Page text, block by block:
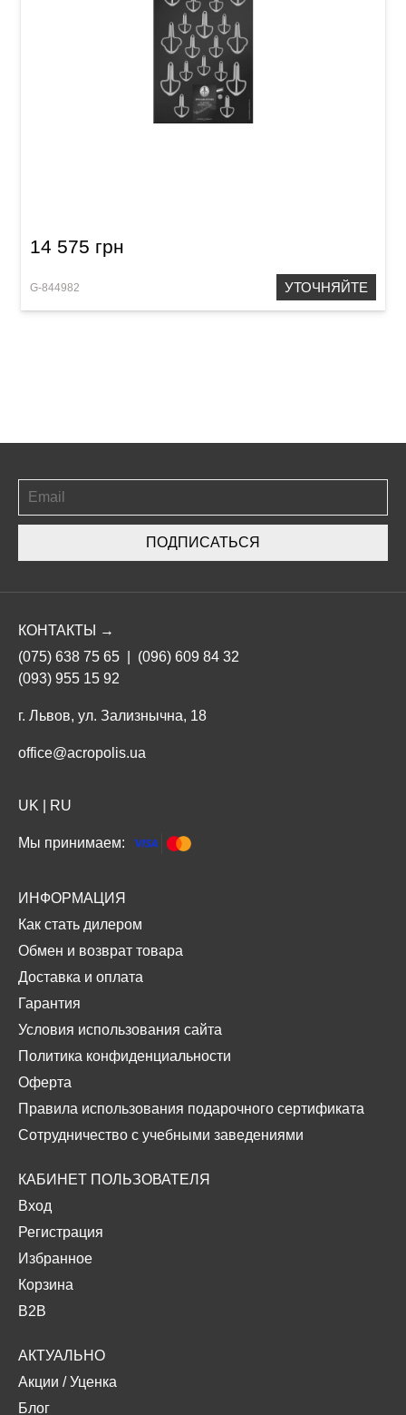
14 575 грн
G-844982 УТОЧНЯЙТЕ
ПОДПИСАТЬСЯ
КОНТАКТЫ →
(075) 638 75 65
(096) 609 84 32
(093) 955 15 92
г. Львов, ул. Зализнычна, 18
office@acropolis.ua
UK RU
Мы принимаем:
ИНФОРМАЦИЯ
Как стать дилером
Обмен и возврат товара
Доставка и оплата
Гарантия
Условия использования сайта
Политика конфиденциальности
Оферта
Правила использования подарочного сертификата
Сотрудничество с учебными заведениями
КАБИНЕТ ПОЛЬЗОВАТЕЛЯ
Вход
Регистрация
Избранное
Корзина
B2B
АКТУАЛЬНО
Акции /Уценка
Блог